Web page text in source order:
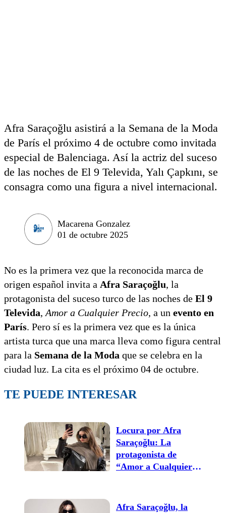
Afra Saraçoğlu asistirá a la Semana de la Moda
de París el próximo 4 de octubre como invitada
especial de Balenciaga. Así la actriz del suceso
de las noches de El 9 Televida, Yalı Çapkını, se
consagra como una figura a nivel internacional.
Macarena Gonzalez
01 de octubre 2025
No es la primera vez que la reconocida marca de
origen español invita a Afra Saraçoğlu, la
protagonista del suceso turco de las noches de El 9
Televida, Amor a Cualquier Precio, a un evento en
París. Pero sí es la primera vez que es la única
artista turca que una marca lleva como figura central
para la Semana de la Moda que se celebra en la
ciudad luz. La cita es el próximo 04 de octubre.
TE PUEDE INTERESAR
Locura por Afra
Saraçoğlu: La
protagonista de
“Amor a Cualquier
París
Afra Saraçoğlu, la